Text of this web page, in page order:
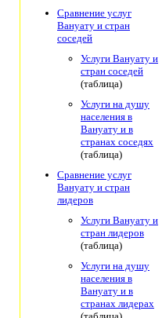
Сравнение услуг
Вануату и стран
соседей
Услуги Вануату и
стран соседей
(таблица)
Услуги на душу
населения в
Вануату и в
странах соседях
(таблица)
Сравнение услуг
Вануату и стран
лидеров
Услуги Вануату и
стран лидеров
(таблица)
Услуги на душу
населения в
Вануату и в
странах лидерах